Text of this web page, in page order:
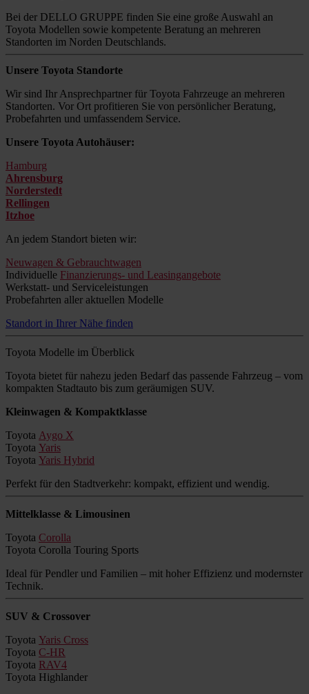
Bei der DELLO GRUPPE finden Sie eine große Auswahl an
Toyota Modellen sowie kompetente Beratung an mehreren
Standorten im Norden Deutschlands.
Unsere Toyota Standorte
Wir sind Ihr Ansprechpartner für Toyota Fahrzeuge an mehreren
Standorten. Vor Ort profitieren Sie von persönlicher Beratung,
Probefahrten und umfassendem Service.
Unsere Toyota Autohäuser:
Hamburg
Ahrensburg
Norderstedt
Rellingen
Itzhoe
An jedem Standort bieten wir:
Neuwagen & Gebrauchtwagen
Individuelle Finanzierungs- und Leasingangebote
Werkstatt- und Serviceleistungen
Probefahrten aller aktuellen Modelle
Standort in Ihrer Nähe finden
Toyota Modelle im Überblick
Toyota bietet für nahezu jeden Bedarf das passende Fahrzeug – vom
kompakten Stadtauto bis zum geräumigen SUV.
Kleinwagen & Kompaktklasse
Toyota Aygo X
Toyota Yaris
Toyota Yaris Hybrid
Perfekt für den Stadtverkehr: kompakt, effizient und wendig.
Mittelklasse & Limousinen
Toyota Corolla
Toyota Corolla Touring Sports
Ideal für Pendler und Familien – mit hoher Effizienz und modernster
Technik.
SUV & Crossover
Toyota Yaris Cross
Toyota C-HR
Toyota RAV4
Toyota Highlander